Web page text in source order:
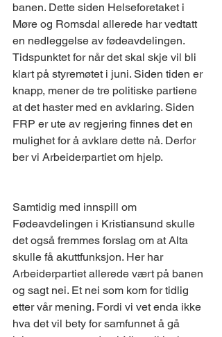
banen. Dette siden Helseforetaket i
Møre og Romsdal allerede har vedtatt
en nedleggelse av fødeavdelingen.
Tidspunktet for når det skal skje vil bli
klart på styremøtet i juni. Siden tiden er
knapp, mener de tre politiske partiene
at det haster med en avklaring. Siden
FRP er ute av regjering finnes det en
mulighet for å avklare dette nå. Derfor
ber vi Arbeiderpartiet om hjelp.
Samtidig med innspill om
Fødeavdelingen i Kristiansund skulle
det også fremmes forslag om at Alta
skulle få akuttfunksjon. Her har
Arbeiderpartiet allerede vært på banen
og sagt nei. Et nei som kom for tidlig
etter vår mening. Fordi vi vet enda ikke
hva det vil bety for samfunnet å gå